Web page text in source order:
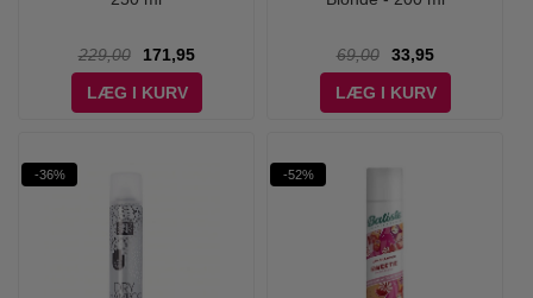
229,00
171,95
LÆG I KURV
69,00
33,95
LÆG I KURV
-36% -52%